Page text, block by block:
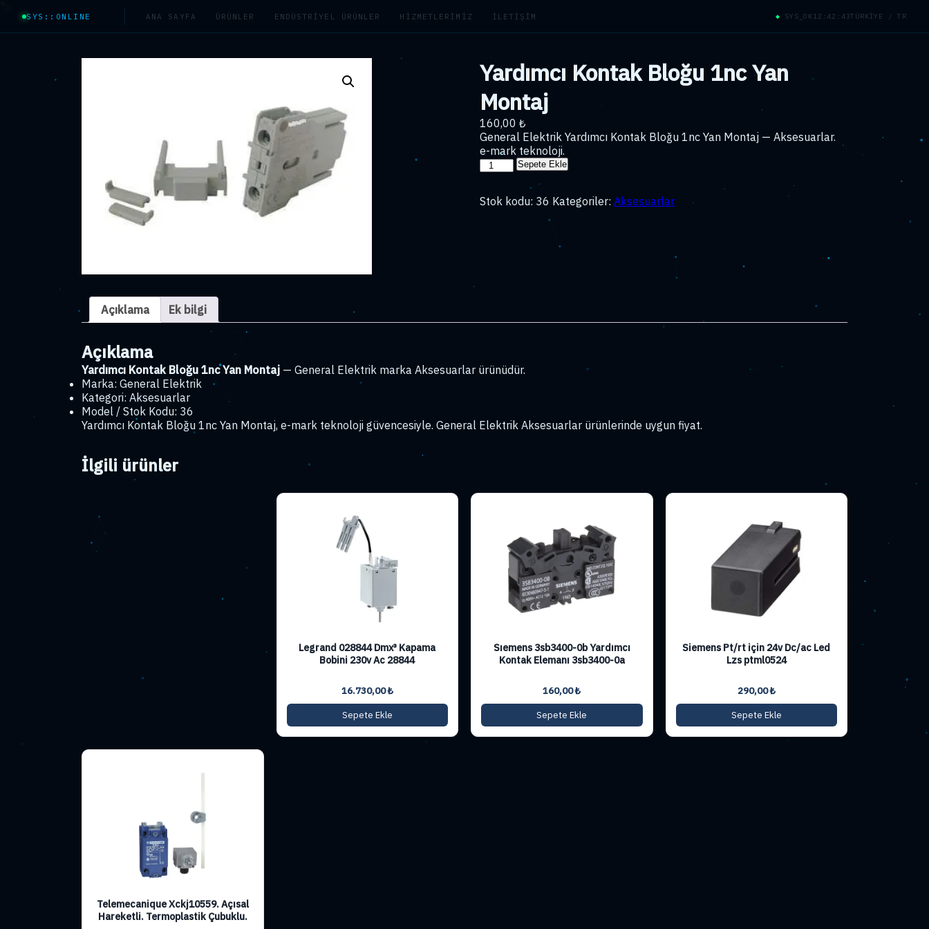
SYS::ONLINE ANA SAYFA ÜRÜNLER ENDÜSTRIYEL ÜRÜNLER HIZMETLERIMIZ İLETIŞIM ◆ SYS_OK12:42:43TÜRKİYE / TR
Yardımcı Kontak Bloğu 1nc Yan
Montaj
160,00₺
General Elektrik Yardımcı Kontak Bloğu 1nc Yan Montaj — Aksesuarlar.
e-mark teknoloji.
Yardımcı
1nc
Sepete Ekle
Stok kodu: 36 Kategoriler:Aksesuarlar
Açıklama Ek bilgi
Açıklama
Yardımcı Kontak Bloğu 1nc Yan Montaj — General Elektrik marka Aksesuarlar ürünüdür.
Marka: General Elektrik
Kategori: Aksesuarlar
Model / Stok Kodu: 36
Yardımcı Kontak Bloğu 1nc Yan Montaj, e-mark teknoloji güvencesiyle. General Elektrik Aksesuarlar ürünlerinde uygun fiyat.
İlgili ürünler
Legrand 028844 Dmx³ Kapama
Bobini 230v Ac 28844
16.730,00₺
Sepete Ekle
Sıemens 3sb3400-0b Yardımcı
Kontak Elemanı 3sb3400-0a
160,00₺
Sepete Ekle
Siemens Pt/rt için 24v Dc/ac Led
Lzs ptml0524
290,00₺
Sepete Ekle
Telemecanique Xckj10559. Açısal
Hareketli. Termoplastik Çubuklu.